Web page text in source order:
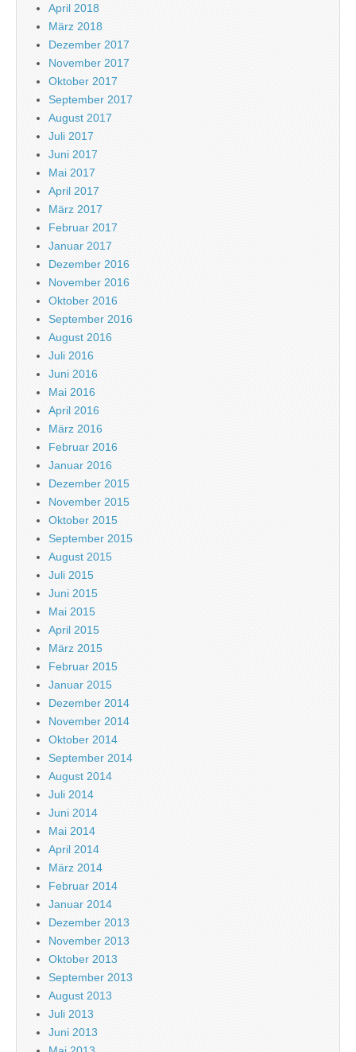
April 2018
März 2018
Dezember 2017
November 2017
Oktober 2017
September 2017
August 2017
Juli 2017
Juni 2017
Mai 2017
April 2017
März 2017
Februar 2017
Januar 2017
Dezember 2016
November 2016
Oktober 2016
September 2016
August 2016
Juli 2016
Juni 2016
Mai 2016
April 2016
März 2016
Februar 2016
Januar 2016
Dezember 2015
November 2015
Oktober 2015
September 2015
August 2015
Juli 2015
Juni 2015
Mai 2015
April 2015
März 2015
Februar 2015
Januar 2015
Dezember 2014
November 2014
Oktober 2014
September 2014
August 2014
Juli 2014
Juni 2014
Mai 2014
April 2014
März 2014
Februar 2014
Januar 2014
Dezember 2013
November 2013
Oktober 2013
September 2013
August 2013
Juli 2013
Juni 2013